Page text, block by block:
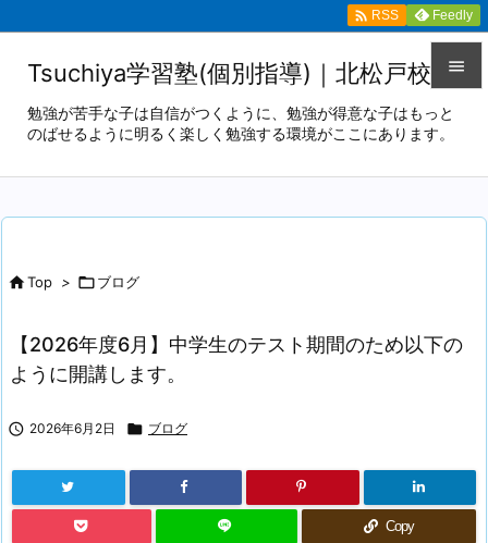


メニュ


検索
 RSS Feedly
Tsuchiya学習塾(個別指導)｜北松戸校
勉強が苦手な子は自信がつくように、勉強が得意な子はもっと
のばせるように明るく楽しく勉強する環境がここにあります。
Top > ブログ
【2026年度6月】中学生のテスト期間のため以下の
ように開講します。
 2026年6月2日  ブログ
Copy